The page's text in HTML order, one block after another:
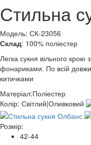
Стильна
Модель: СК-23056
Склад: 100% поліестер
Легка сукня вільного
фонариками. По всій
китичками
Матеріал:Поліестер
Колір: Світлий|Оливковий
Розмір:
42-44